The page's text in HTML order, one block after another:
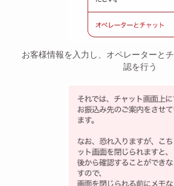
お客様情報を入力し、オペレーターと
認を行う